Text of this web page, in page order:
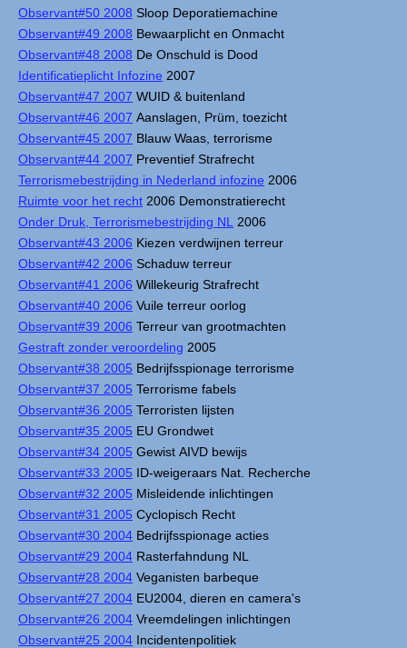
Observant#50 2008 Sloop Deporatiemachine
Observant#49 2008 Bewaarplicht en Onmacht
Observant#48 2008 De Onschuld is Dood
Identificatieplicht Infozine 2007
Observant#47 2007 WUID & buitenland
Observant#46 2007 Aanslagen, Prüm, toezicht
Observant#45 2007 Blauw Waas, terrorisme
Observant#44 2007 Preventief Strafrecht
Terrorismebestrijding in Nederland infozine 2006
Ruimte voor het recht 2006 Demonstratierecht
Onder Druk, Terrorismebestrijding NL
2006
Observant#43 2006 Kiezen verdwijnen terreur
Observant#42 2006 Schaduw terreur
Observant#41 2006 Willekeurig Strafrecht
Observant#40 2006 Vuile terreur oorlog
Observant#39 2006 Terreur van grootmachten
Gestraft zonder veroordeling 2005
Observant#38 2005 Bedrijfsspionage terrorisme
Observant#37 2005 Terrorisme fabels
Observant#36 2005 Terroristen lijsten
Observant#35 2005 EU Grondwet
Observant#34 2005 Gewist AIVD bewijs
Observant#33 2005 ID-weigeraars Nat. Recherche
Observant#32 2005 Misleidende inlichtingen
Observant#31 2005 Cyclopisch Recht
Observant#30 2004 Bedrijfsspionage acties
Observant#29 2004 Rasterfahndung NL
Observant#28 2004 Veganisten barbeque
Observant#27 2004 EU2004, dieren en camera's
Observant#26 2004 Vreemdelingen inlichtingen
Observant#25 2004 Incidentenpolitiek